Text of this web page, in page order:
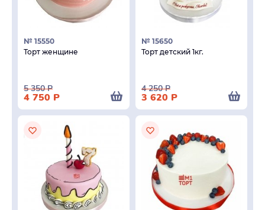
№ 15550
Торт женщине
5 350Р
4 750 Р
№ 15650
Торт детский 1кг.
4 250Р
3 620 Р